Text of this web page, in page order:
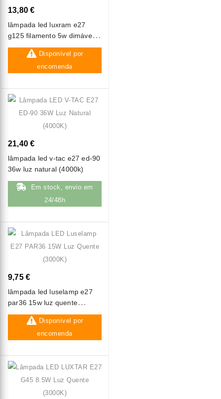
13,80 €
lâmpada led luxram e27
g125 filamento 5w dimável
luz quente (1800k)
Disponível por
encomenda
21,40 €
lâmpada led v-tac e27 ed-90
36w luz natural (4000k)
Em stock, envio em
24/48h
9,75 €
lâmpada led luselamp e27
par36 15w luz quente
(3000k)
Disponível por
encomenda